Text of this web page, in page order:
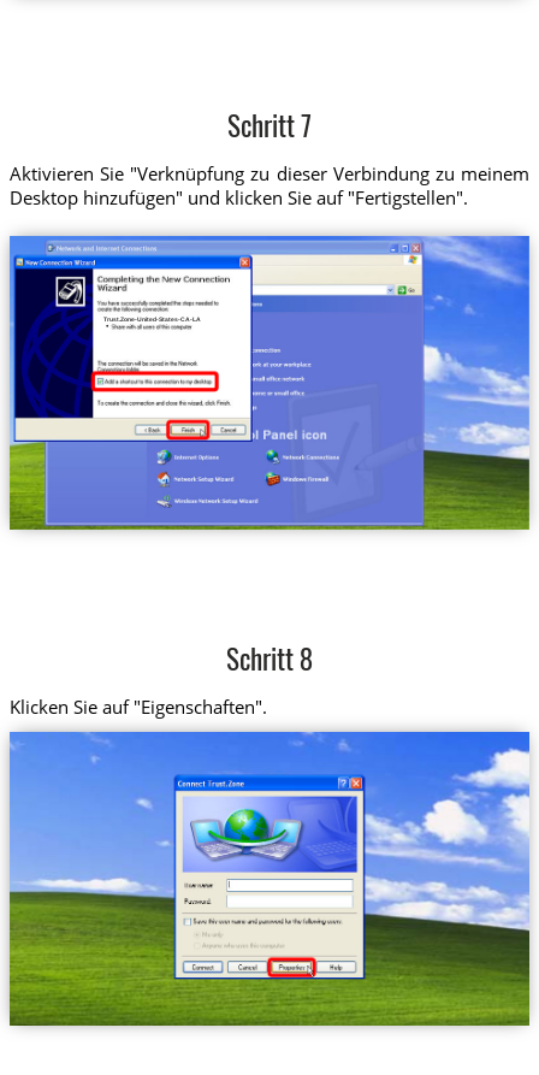
Schritt 7
Aktivieren Sie "Verknüpfung zu dieser Verbindung zu meinem
Desktop hinzufügen" und klicken Sie auf "Fertigstellen".
Trust.Zone-United-States-CA-LA
Schritt 8
Klicken Sie auf "Eigenschaften".